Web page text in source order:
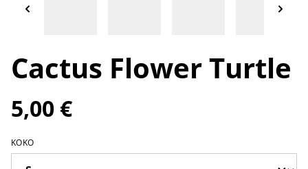
Cactus Flower Turtle
5,00 €
KOKO